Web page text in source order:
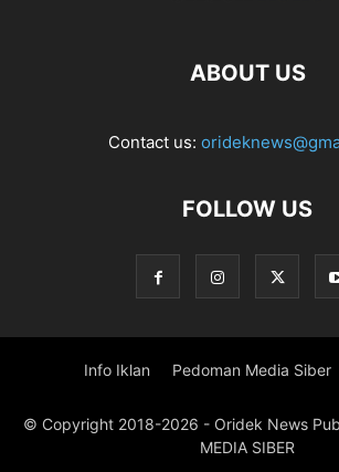
ABOUT US
Contact us:
FOLLOW US
Info Iklan Pedoman Media Siber
© Copyright 2018-2026 - Oridek News
MEDIA SIBER